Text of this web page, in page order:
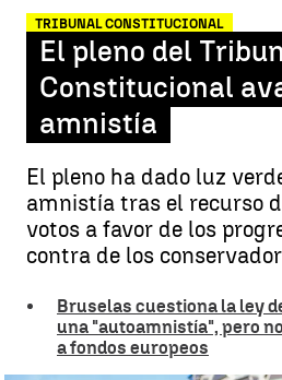
TRIBUNAL CONSTITUCIONAL
El pleno del
Constitucional
amnistía
El pleno ha dado luz
amnistía tras el recurso
votos a favor de los
contra de los
Bruselas cuestiona la ley
una "autoamnistía", pero
a fondos europeos